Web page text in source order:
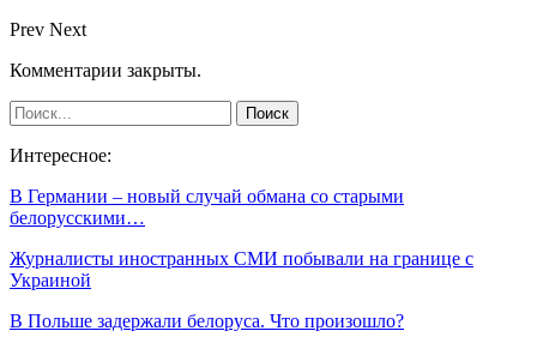
Prev Next
Комментарии закрыты.
Интересное:
В Германии – новый случай обмана со старыми
белорусскими…
Журналисты иностранных СМИ побывали на границе с
Украиной
В Польше задержали белоруса. Что произошло?